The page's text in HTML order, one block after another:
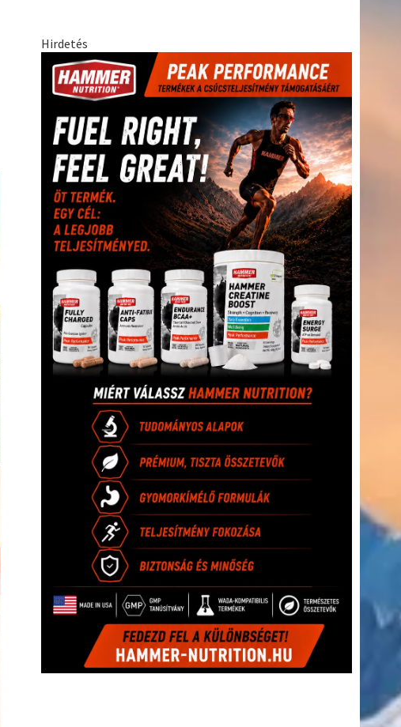
Címkék
asztalitenisz(130) atlétika(144)autosport(123)Babos
Tímea(240)Bajnokok Ligája(168)Birkózás(143)Bécs(214)
(173)ferrari(139)
forma 1(1165) Futball(760)futás(305)Hosszú
Katinka(186) hungaroring(181)Jégkorong(148)kajakkenu
(138)karate(168)kickbox(204)kosárlabda(166)kézilabda
(448) Lewis Hamilton(168)magyar labdarúgóválogatott(148)
Mercedes(244) motorsport(153)Opel Dakar Team(132)Rali
Világbajnokság
Rendezvény(142)rio 2016(373)sport
(438)Sportime Magazin(128) szabadidősport(316)Szalay
Balázs(126)tenisz(416) táplálkozás utazás(126)
Video(247) világbajnokság(162) Világkupa(129)vitorlázás
(222)
vívás (174) vízilabda(197)Érdi Mária(130)
életmód
(416)úszás(361)